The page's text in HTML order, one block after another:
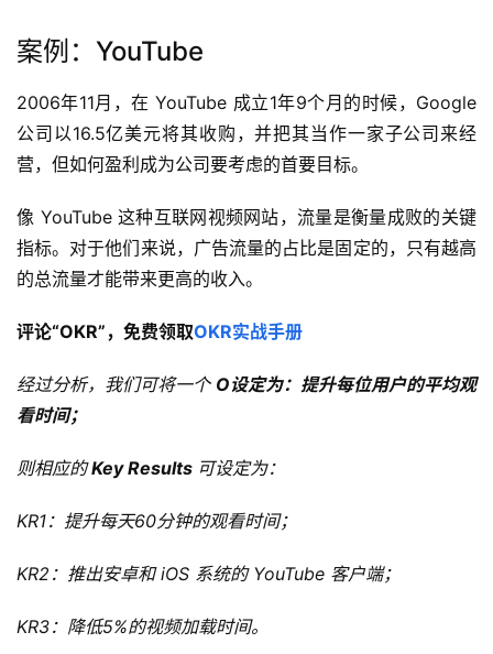
案例：YouTube
2006年11月，在 YouTube 成立1年9个月的时候，Google
公司以16.5亿美元将其收购，并把其当作一家子公司来经
营，但如何盈利成为公司要考虑的首要目标。
像 YouTube 这种互联网视频网站，流量是衡量成败的关键
指标。对于他们来说，广告流量的占比是固定的，只有越高
的总流量才能带来更高的收入。
评论“OKR”，免费领取OKR实战手册
经过分析，我们可将一个 O设定为：提升每位用户的平均观
看时间；
则相应的 Key Results 可设定为：
KR1：提升每天60分钟的观看时间；
KR2：推出安卓和 iOS 系统的 YouTube 客户端；
KR3：降低5%的视频加载时间。